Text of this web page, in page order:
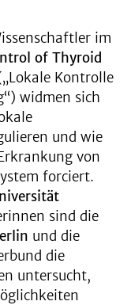
im
of Thyroid
Kontrolle
widmen sich
und wie
von
forciert.
sind die
und die
die
untersucht,